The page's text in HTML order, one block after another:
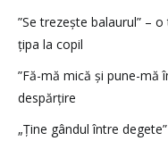
”Se trezește balaurul” –
țipa la copil
”Fă-mă mică și pune-mă
despărțire
„Ține gândul între